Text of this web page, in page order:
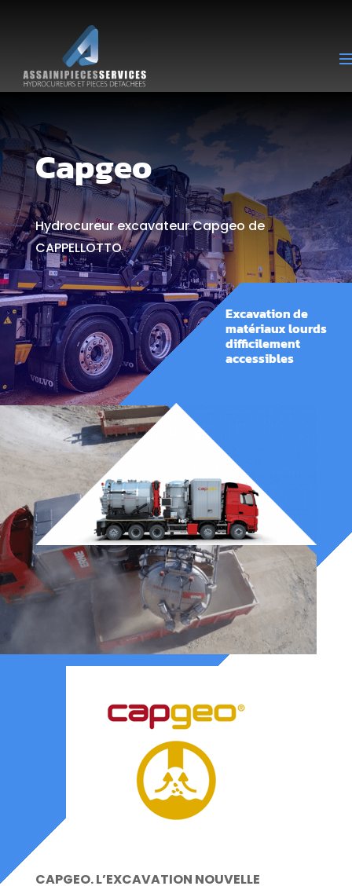
Capgeo
Hydrocureur excavateur Capgeo de
CAPPELLOTTO
Excavation de
matériaux lourds
difficilement
accessibles
CAPGEO. L’EXCAVATION NOUVELLE